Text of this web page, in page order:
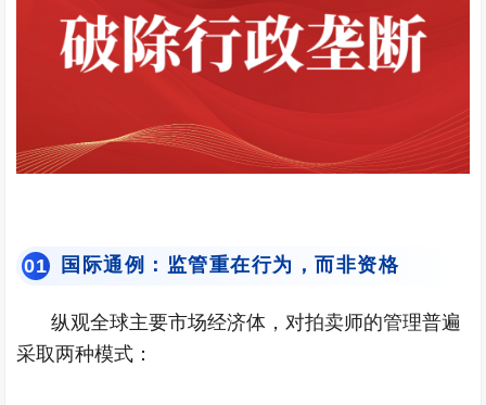
01 国际通例：监管重在行为，而非资格
纵观全球主要市场经济体，对拍卖师的管理普遍
采取两种模式：